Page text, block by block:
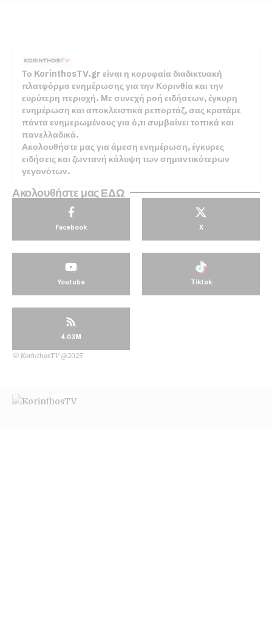
Το KorinthosTV.gr είναι η κορυφαία διαδικτυακή
πλατφόρμα ενημέρωσης για την Κορινθία και την
ευρύτερη περιοχή. Με συνεχή ροή ειδήσεων, έγκυρη
ενημέρωση και αποκλειστικά ρεπορτάζ, σας κρατάμε
πάντα ενημερωμένους για ό,τι συμβαίνει τοπικά και
πανελλαδικά.
Ακολουθήστε μας για άμεση ενημέρωση, έγκυρες
ειδήσεις και ζωντανή κάλυψη των σημαντικότερων
γεγονότων.
Ακολουθήστε μας ΕΔΩ
Facebook X
Youtube Tiktok
4.03M
© KorinthosTV @2025